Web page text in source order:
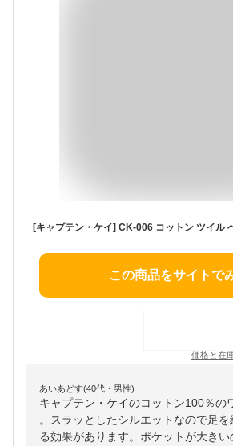
この商品をサイトで
価格と在
あいあどす(40代・男性)
キャプテン・ケイのコットン100％の
。スラッとしたシルエットなので足
る効果があります。ポケットが大き